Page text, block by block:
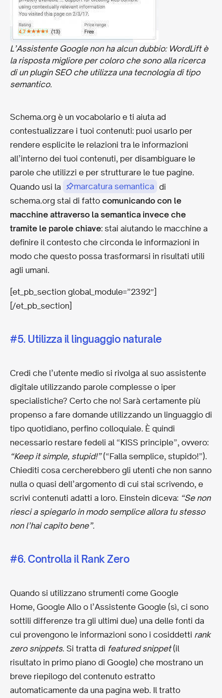
L’Assistente Google non ha alcun dubbio: WordLift è
la risposta migliore per coloro che sono alla ricerca
di un plugin SEO che utilizza una tecnologia di tipo
semantico.
Schema.org è un vocabolario e ti aiuta ad
contestualizzare i tuoi contenuti: puoi usarlo per
rendere esplicite le relazioni tra le informazioni
all’interno dei tuoi contenuti, per disambiguare le
parole che utilizzi e per strutturare le tue pagine.
Quando usi la
marcatura semantica di
schema.org stai di fatto comunicando con le
macchine attraverso la semantica invece che
tramite le parole chiave: stai aiutando le macchine a
definire il contesto che circonda le informazioni in
modo che questo possa trasformarsi in risultati utili
agli umani.
[et_pb_section global_module=”2392″]
[/et_pb_section]
#5. Utilizza il linguaggio naturale
Credi che l’utente medio si rivolga al suo assistente
digitale utilizzando parole complesse o iper
specialistiche? Certo che no! Sarà certamente più
propenso a fare domande utilizzando un linguaggio di
tipo quotidiano, perfino colloquiale. È quindi
necessario restare fedeli al “KISS principle”, ovvero:
“Keep it simple, stupid!”(“Falla semplice, stupido!”).
Chiediti cosa cercherebbero gli utenti che non sanno
nulla o quasi dell’argomento di cui stai scrivendo, e
scrivi contenuti adatti a loro. Einstein diceva: “Se non
riesci a spiegarlo in modo semplice allora tu stesso
non l’hai capito bene”.
#6. Controlla il Rank Zero
Quando si utilizzano strumenti come Google
Home, Google Allo o l’Assistente Google (sì, ci sono
sottili differenze tra gli ultimi due) una delle fonti da
cui provengono le informazioni sono i cosiddetti rank
zero snippets. Si tratta di featured snippet(il
risultato in primo piano di Google) che mostrano un
breve riepilogo del contenuto estratto
automaticamente da una pagina web. Il tratto